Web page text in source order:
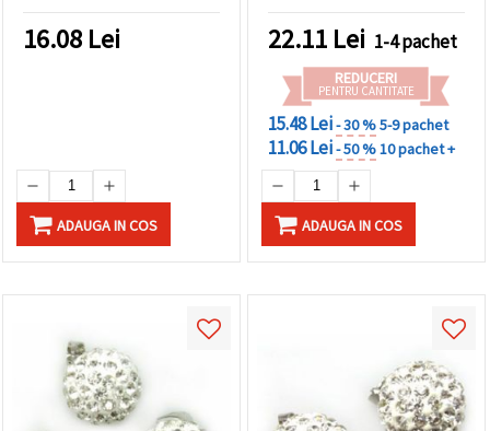
16.08 Lei
ADAUGA IN COS
22.11 Lei 1-4 pachet
REDUCERI
PENTRU CANTITATE
15.48 Lei- 30 %5-9 pachet
11.06 Lei- 50 %10 pachet +
ADAUGA IN COS